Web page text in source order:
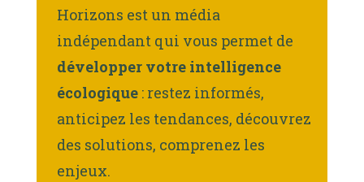
Horizons est un média
indépendant qui vous permet de
développer votre intelligence
écologique : restez informés,
anticipez les tendances, découvrez
des solutions, comprenez les
enjeux.